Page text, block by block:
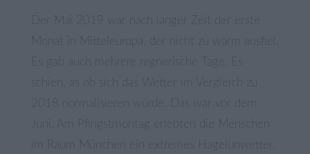
Der Mai 2019 war nach langer Zeit der erste
Monat in Mitteleuropa, der nicht zu warm ausfiel.
Es gab auch mehrere regnerische Tage. Es
schien, as ob sich das Wetter im Vergleich zu
2018 normalisieren würde. Das war vor dem
Juni. Am Pfingstmontag erlebten die Menschen
im Raum München ein extremes Hagelunwetter.